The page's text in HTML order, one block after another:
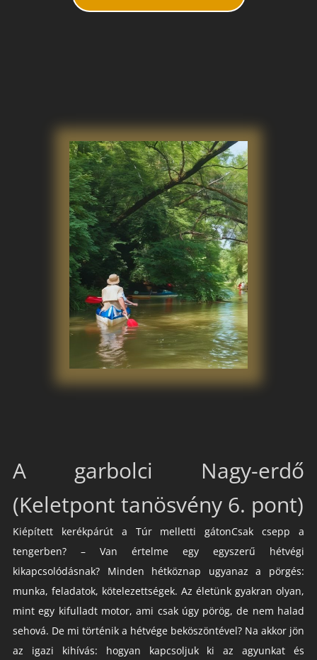
A garbolci Nagy-erdő
(Keletpont tanösvény 6. pont)
Kiépített kerékpárút a Túr melletti gátonCsak csepp a
tengerben? – Van értelme egy egyszerű hétvégi
kikapcsolódásnak? Minden hétköznap ugyanaz a pörgés:
munka, feladatok, kötelezettségek. Az életünk gyakran olyan,
mint egy kifulladt motor, ami csak úgy pörög, de nem halad
sehová. De mi történik a hétvége beköszöntével? Na akkor jön
az igazi kihívás: hogyan kapcsoljuk ki az agyunkat és